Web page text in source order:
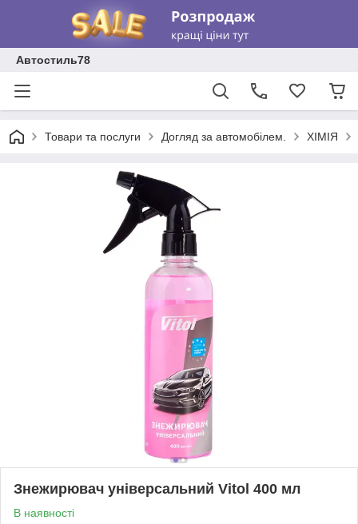
Автостиль78
Товари та послуги Догляд за автомобілем. ХІМІЯ
Знежирювач універсальний Vitol 400 мл
В наявності